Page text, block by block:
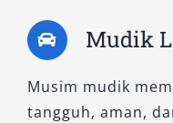
Mudik
Musim mudik
tangguh, aman,